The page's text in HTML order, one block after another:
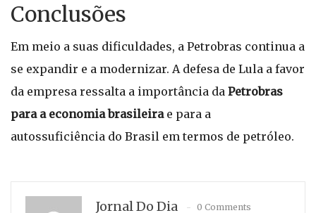
Conclusões
Em meio a suas dificuldades, a Petrobras continua a
se expandir e a modernizar. A defesa de Lula a favor
da empresa ressalta a importância da Petrobras
para a economia brasileirae para a
autossuficiência do Brasil em termos de petróleo.
Jornal Do Dia 0 Comments